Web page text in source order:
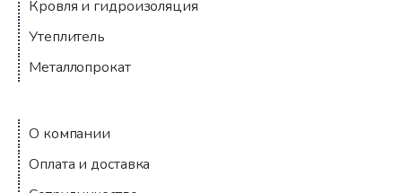
Кровля и гидроизоляция
Утеплитель
Металлопрокат
Компания
О компании
Оплата и доставка